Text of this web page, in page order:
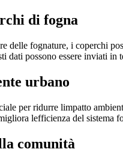
di fogna
delle fognature, i coperchi
dati possono essere inviati
urbano
per ridurre limpatto
lefficienza del
comunità